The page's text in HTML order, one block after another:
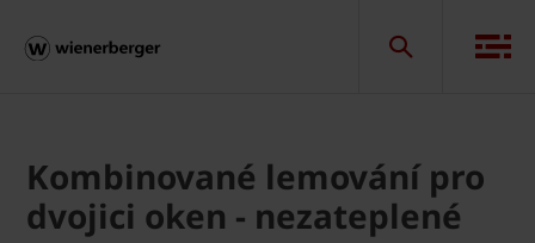
Kombinované lemování pro
dvojici oken - nezateplené